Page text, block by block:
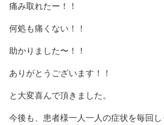
痛み取れたー！！
何処も痛くない！！
助かりました〜！！
ありがとうございます！！
と大変喜んで頂きました。
今後も、患者様一人一人の症状を毎回し